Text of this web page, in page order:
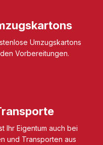
Umzugskartons
Vorbereitungen.
Ihr Eigentum auch bei
und Transporten aus